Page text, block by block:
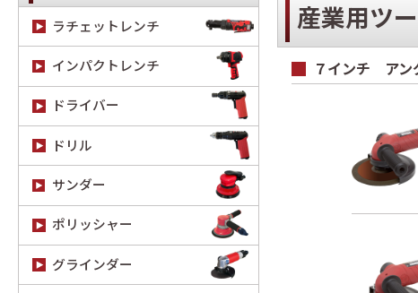
ラチェットレンチ
インパクトレンチ
ドライバー
ドリル
サンダー
ポリッシャー
グラインダー
産業用ツ
７インチ アン